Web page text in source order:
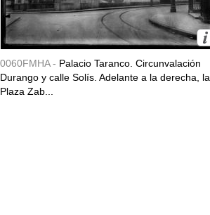
0060FMHA - Palacio Taranco. Circunvalación
Durango y calle Solís. Adelante a la derecha, la
Plaza Zab...